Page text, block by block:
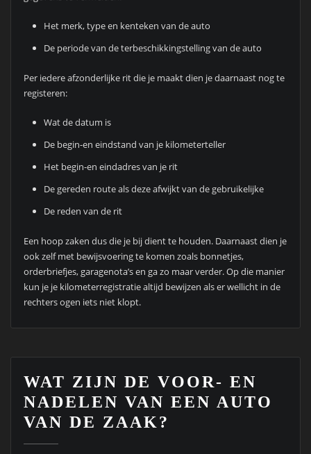
Het merk, type en kenteken van de auto
De periode van de terbeschikkingstelling van de auto
Per iedere afzonderlijke rit die je maakt dien je daarnaast nog te
registeren:
Wat de datum is
De begin-en eindstand van je kilometerteller
Het begin-en eindadres van je rit
De gereden route als deze afwijkt van de gebruikelijke
De reden van de rit
Een hoop zaken dus die je bij dient te houden. Daarnaast dien je
ook zelf met bewijsvoering te komen zoals bonnetjes,
orderbriefjes, garagenota’s en ga zo maar verder. Op die manier
kun je je kilometerregistratie altijd bewijzen als er wellicht in de
rechters ogen iets niet klopt.
WAT ZIJN DE VOOR- EN
NADELEN VAN EEN AUTO
VAN DE ZAAK?